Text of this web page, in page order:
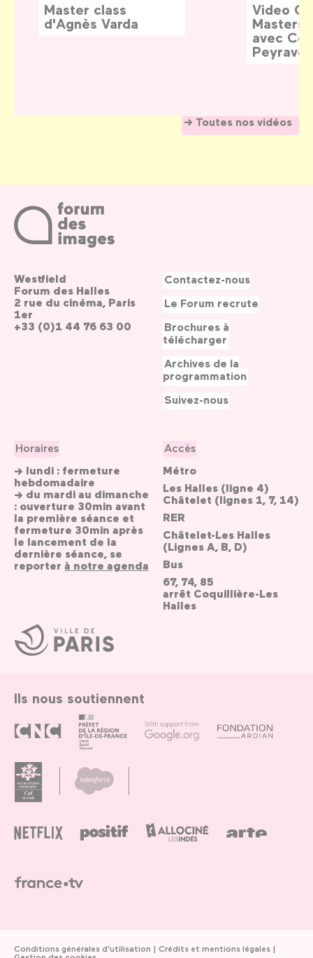
Toutes nos vidéos
Master class
d'Agnès Varda
Video
avec
Ville
de
Paris
Westfield
Forum des Halles
2 rue du cinéma, Paris
1er
+33 (0)1 44 76 63 00
Horaires
→ lundi : fermeture
hebdomadaire
→ du mardi au dimanche
: ouverture 30min avant
la première séance et
fermeture 30min après
le lancement de la
dernière séance, se
reporter à notre agenda
Accès
Métro
Les Halles (ligne 4)
Châtelet (lignes 1, 7, 14)
RER
Châtelet-Les Halles
(Lignes A, B, D)
Bus
67, 74, 85
arrêt Coquillière-Les
Halles
Contactez-nous
Le Forum recrute
Brochures à
télécharger
Archives de la
programmation
Suivez-nous
Ils nous soutiennent
Conditions générales d'utilisation
Crédits et mentions légales